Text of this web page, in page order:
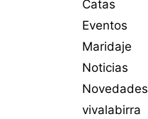
Catas
Eventos
Maridaje
Noticias
Novedades
vivalabirra